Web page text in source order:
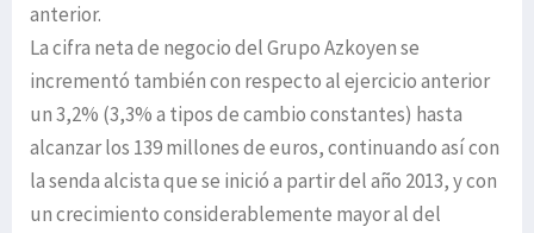
anterior.
La cifra neta de negocio del Grupo Azkoyen se
incrementó también con respecto al ejercicio anterior
un 3,2% (3,3% a tipos de cambio constantes) hasta
alcanzar los 139 millones de euros, continuando así con
la senda alcista que se inició a partir del año 2013, y con
un crecimiento considerablemente mayor al del